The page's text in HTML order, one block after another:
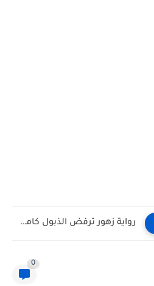
رواية زهور ترفض الذبول كامله وحصريه بقلم غدير وسام
0